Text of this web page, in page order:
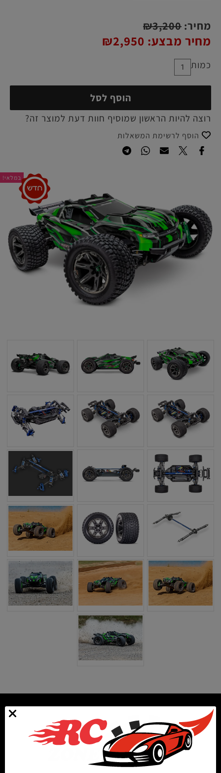
במלאי!
מחיר: ₪3,200
מחיר מבצע: ₪2,950
כמות
הוסף לסל
רוצה להיות הראשון שמוסיף חוות דעת למוצר זה?
הוסף לרשימת המשאלות